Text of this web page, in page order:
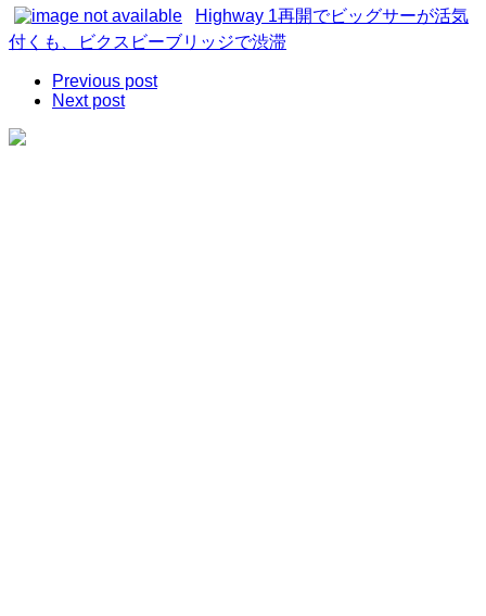
Highway 1再開でビッグサーが活気
付くも、ビクスビーブリッジで渋滞
Previous post
Next post